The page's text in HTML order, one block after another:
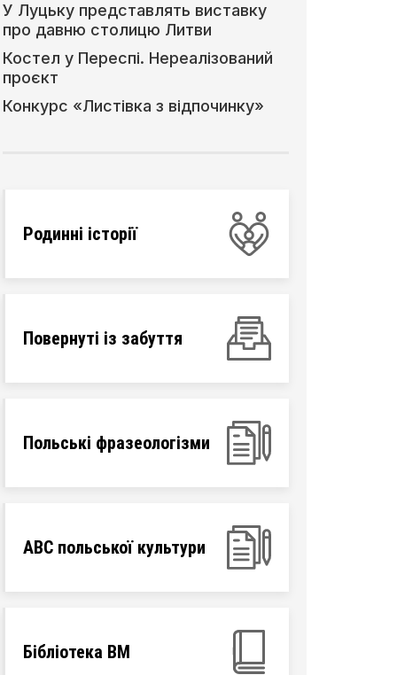
У Луцьку представлять виставку
про давню столицю Литви
Костел у Переспі. Нереалізований
проєкт
Конкурс «Листівка з відпочинку»
Родинні історії
Повернуті із забуття
Польські фразеологізми
ABC польської культури
Бібліотека ВМ